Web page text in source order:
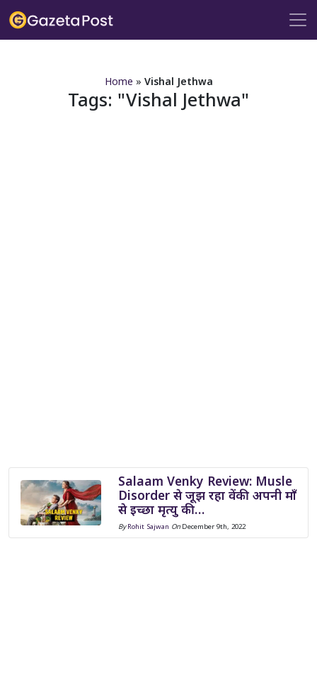
Home » Vishal Jethwa
Tags: Vishal Jethwa
Salaam Venky Review: Musle
Disorder से जूझ रहा वेंकी अपनी माँ
से इच्छा मृत्यु की…
ByRohit Sajwan On December 9th, 2022